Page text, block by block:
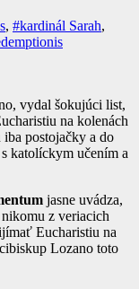
, #kardinál Sarah,
vydal šokujúci list,
na kolenách
postojačky a do
katolíckym učením a
jasne uvádza,
z veriacich
Eucharistiu na
Lozano toto